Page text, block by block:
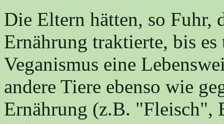
Die Eltern hätten, so Fuhr,
Ernährung traktierte, bis
Veganismus eine
andere Tiere ebenso wie
Ernährung (z.B. "Fleisch",